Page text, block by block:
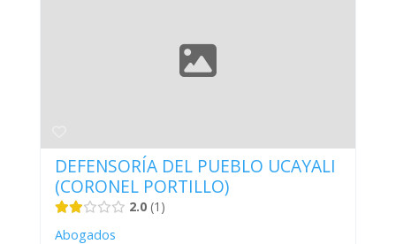
DEFENSORÍA DEL PUEBLO UCAYALI
(CORONEL PORTILLO)
2.0 1
Abogados